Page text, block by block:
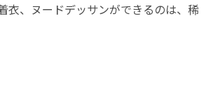
衣、ヌードデッサンができるのは、稀